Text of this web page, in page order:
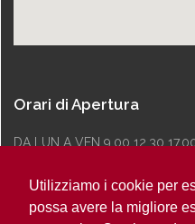
Utilizziamo i cookie per
possa avere la migliore
Orari di Apertura
DA LUN A VEN 9.00 12.30